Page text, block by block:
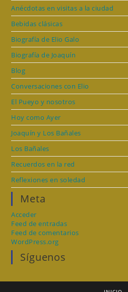
Anécdotas en visitas a la ciudad
Bebidas clásicas
Biografía de Elio Galo
Biografía de Joaquín
Blog
Conversaciones con Elio
El Pueyo y nosotros
Hoy como Ayer
Joaquín y Los Bañales
Los Bañales
Recuerdos en la red
Reflexiones en soledad
Meta
Acceder
Feed de entradas
Feed de comentarios
WordPress.org
Síguenos